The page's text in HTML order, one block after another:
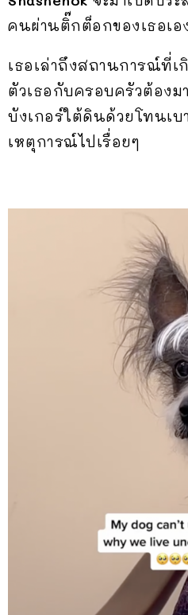
คนผ่านติ๊กต็อกของเธอเอ
เธอเล่าถึงสถานการณ์ที่
ตัวเธอกับครอบครัวต้อง
บังเกอร์ใต้ดินด้วยโทนเ
เหตุการณ์ไปเรื่อยๆ